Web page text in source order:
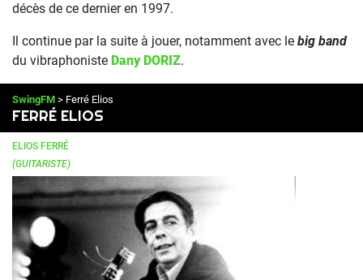
décès de ce dernier en 1997.
Il continue par la suite à jouer, notamment avec le big band
du vibraphoniste Dany DORIZ.
SwingFM > Ferré Elios
FERRÉ ELIOS
ELIOS FERRÉ
(GUITARISTE)